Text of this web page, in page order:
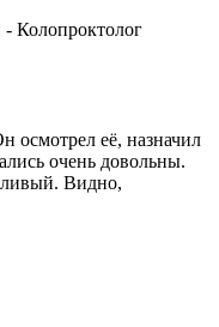
Колопроктолог
осмотрел её, назначил
очень довольны.
Видно,